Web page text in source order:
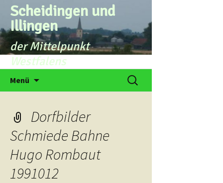
Zum
Inhalt
springen
Scheidingen und
Illingen
der Mittelpunkt
Westfalens
Menü
Suchen
nach:
Dorfbilder
Schmiede Bahne
Hugo Rombaut
1991012